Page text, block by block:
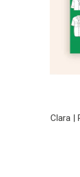
Clara |